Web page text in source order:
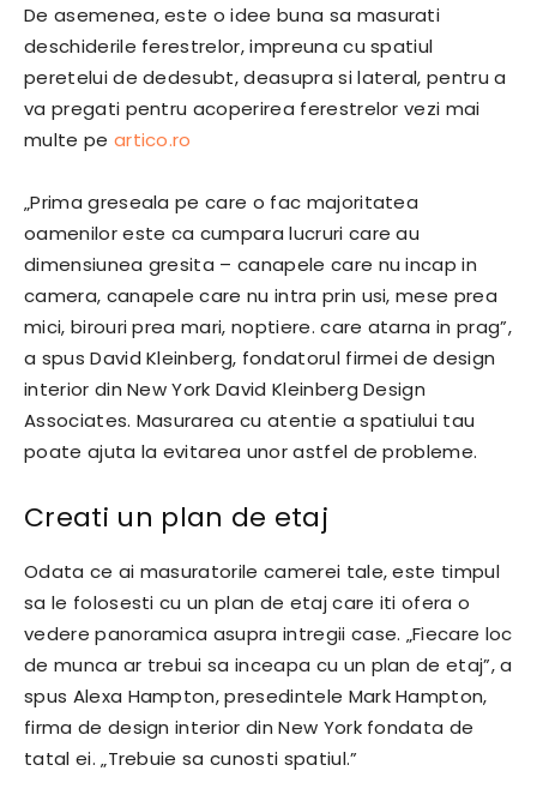
De asemenea, este o idee buna sa masurati
deschiderile ferestrelor, impreuna cu spatiul
peretelui de dedesubt, deasupra si lateral, pentru a
va pregati pentru acoperirea ferestrelor vezi mai
multe pe artico.ro
„Prima greseala pe care o fac majoritatea
oamenilor este ca cumpara lucruri care au
dimensiunea gresita – canapele care nu incap in
camera, canapele care nu intra prin usi, mese prea
mici, birouri prea mari, noptiere. care atarna in prag”,
a spus David Kleinberg, fondatorul firmei de design
interior din New York David Kleinberg Design
Associates. Masurarea cu atentie a spatiului tau
poate ajuta la evitarea unor astfel de probleme.
Creati un plan de etaj
Odata ce ai masuratorile camerei tale, este timpul
sa le folosesti cu un plan de etaj care iti ofera o
vedere panoramica asupra intregii case. „Fiecare loc
de munca ar trebui sa inceapa cu un plan de etaj”, a
spus Alexa Hampton, presedintele Mark Hampton,
firma de design interior din New York fondata de
tatal ei. „Trebuie sa cunosti spatiul.”